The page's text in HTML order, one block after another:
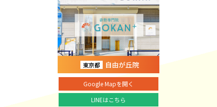
東京都 自由が丘院
Google Mapを開く
LINEはこちら